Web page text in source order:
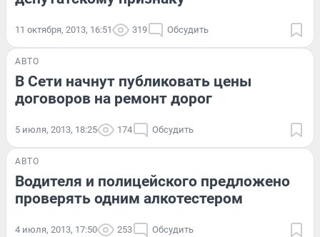
11 октября, 2013, 16:51 319 Обсудить
АВТО
В Сети начнут публиковать цены
договоров на ремонт дорог
5 июля, 2013, 18:25 174 Обсудить
АВТО
Водителя и полицейского предложено
проверять одним алкотестером
4 июля, 2013, 17:50 253 Обсудить